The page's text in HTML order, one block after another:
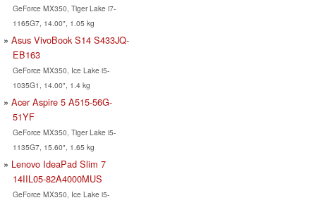
GeForce MX350, Tiger Lake i7-
1165G7, 14.00", 1.05 kg
Asus VivoBook S14 S433JQ-
EB163
GeForce MX350, Ice Lake i5-
1035G1, 14.00", 1.4 kg
Acer Aspire 5 A515-56G-
51YF
GeForce MX350, Tiger Lake i5-
1135G7, 15.60", 1.65 kg
Lenovo IdeaPad Slim 7
14IIL05-82A4000MUS
GeForce MX350, Ice Lake i5-